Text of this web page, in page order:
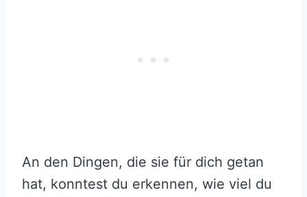
An den Dingen, die sie für dich getan
hat, konntest du erkennen, wie viel du